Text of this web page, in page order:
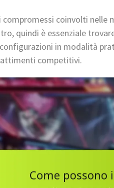
compromessi coinvolti
quindi è essenziale
in modalità
competitivi.